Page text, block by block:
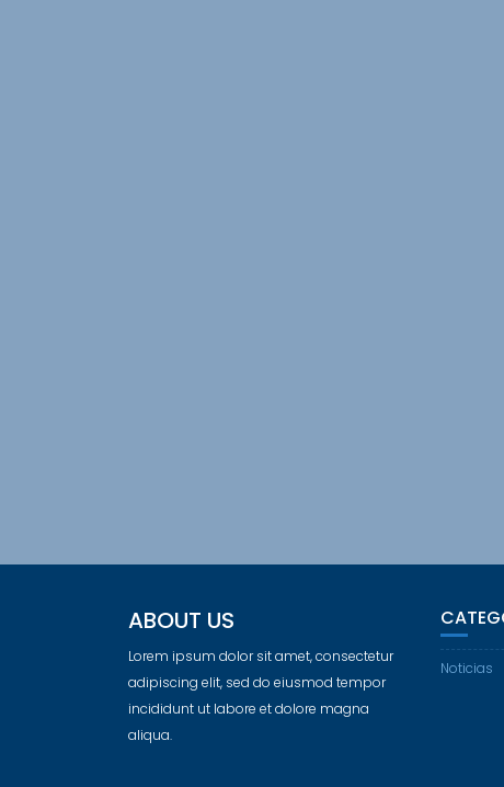
ABOUT US
Lorem ipsum dolor sit amet, consectetur
adipiscing elit, sed do eiusmod tempor
incididunt ut labore et dolore magna
aliqua.
Noticias